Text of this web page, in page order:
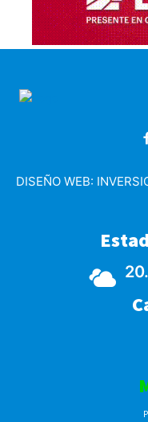
DISEÑO WEB: